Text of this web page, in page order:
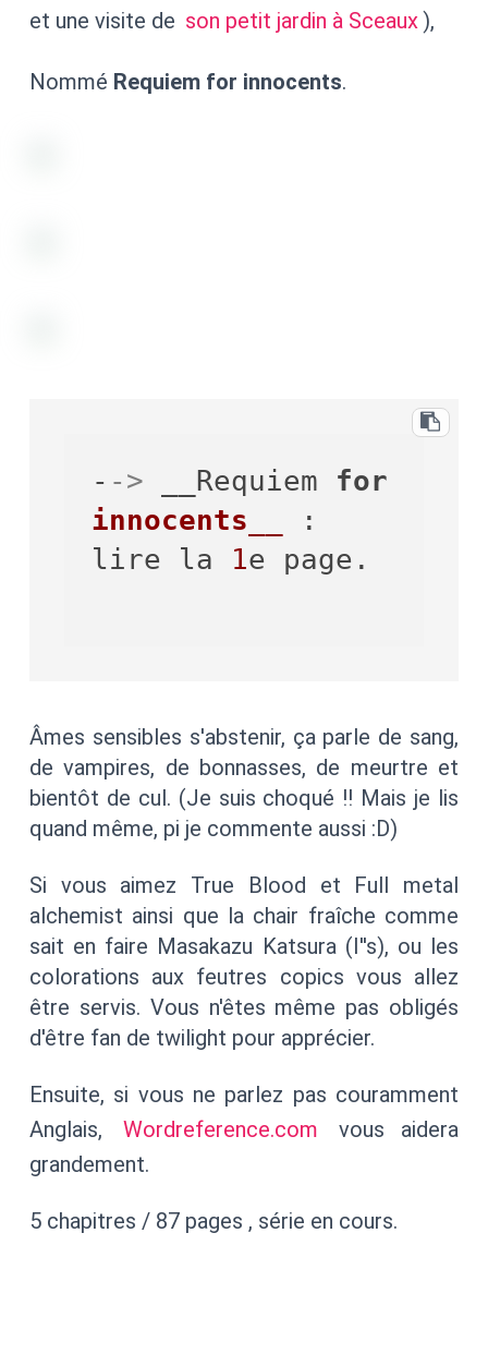
et une visite de son petit jardin à Sceaux),
Nommé Requiem for innocents.
- -> __Requiem for
innocents__
:
lire la 1e page.
Âmes sensibles s'abstenir, ça parle de sang,
de vampires, de bonnasses, de meurtre et
bientôt de cul. (Je suis choqué !! Mais je lis
quand même, pi je commente aussi :D)
Si vous aimez True Blood et Full metal
alchemist ainsi que la chair fraîche comme
sait en faire Masakazu Katsura (I''s), ou les
colorations aux feutres copics vous allez
être servis. Vous n'êtes même pas obligés
d'être fan de twilight pour apprécier.
Ensuite, si vous ne parlez pas couramment
Anglais,
Wordreference.com
vous aidera
grandement.
5 chapitres / 87 pages , série en cours.